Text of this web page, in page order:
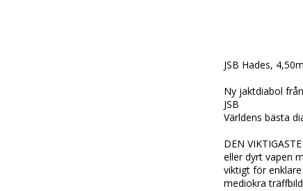
JSB Hades,
Ny jaktdiabol
JSB
Världens bästa
DEN
eller dyrt vapen
viktigt för
mediokra